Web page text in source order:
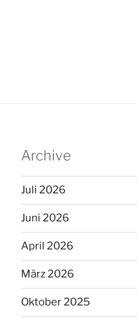
Archive
Juli 2026
Juni 2026
April 2026
März 2026
Oktober 2025